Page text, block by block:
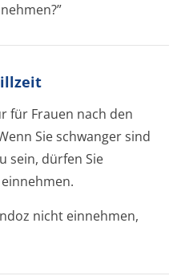
für Frauen nach den
Sie schwanger sind
sein, dürfen Sie
nicht einnehmen,